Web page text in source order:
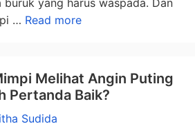
… Read more
Melihat Angin Puting
Pertanda Baik?
Sudida